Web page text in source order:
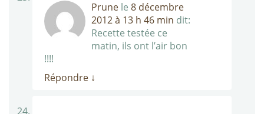
Prune le 8 décembre
2012 à 13 h 46 min dit:
Recette testée ce
matin, ils ont l’air bon
!!!!
Répondre ↓